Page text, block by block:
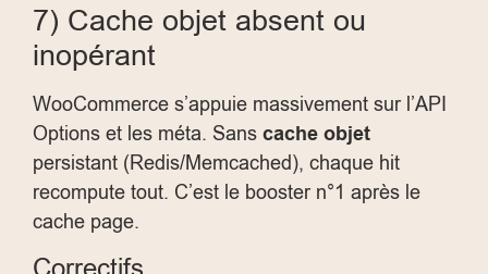
7) Cache objet absent ou
inopérant
WooCommerce s’appuie massivement sur l’API
Options et les méta. Sans cache objet
persistant (Redis/Memcached), chaque hit
recompute tout. C’est le booster n°1 après le
cache page.